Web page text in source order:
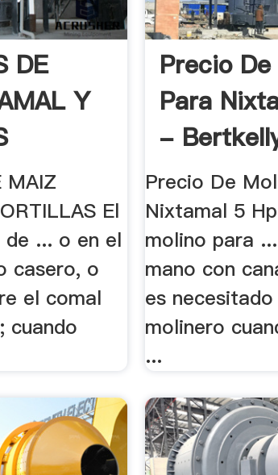
DE
Y
MAIZ
El
... o en el
casero, o
el comal
cuando
Precio
Para
-
Precio De
Nixtamal 5
molino para
mano con
es
molinero
...